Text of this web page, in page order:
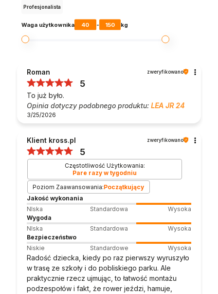
Profesjonalista
Waga użytkownika 40 - 150 kg
Roman zweryfikowano
5
To już było.
Opinia dotyczy podobnego produktu: LEA JR 24
3/25/2026
Klient kross.pl zweryfikowano
5
Częstotliwość Użytkowania:
Pare razy w tygodniu
Poziom Zaawansowania:Początkujący
Jakość wykonania
NIska
Standardowa
Wysoka
Wygoda
NIska
Standardowa
Wysoka
Bezpieczeństwo
Niskie
Standardowe Wysoka
Radość dziecka, kiedy po raz pierwszy wyruszyło
w trasę ze szkoły i do pobliskiego parku. Ale
praktycznie rzecz ujmując, to łatwość montażu
podzespołów i fakt, że rower jeździ, hamuje,